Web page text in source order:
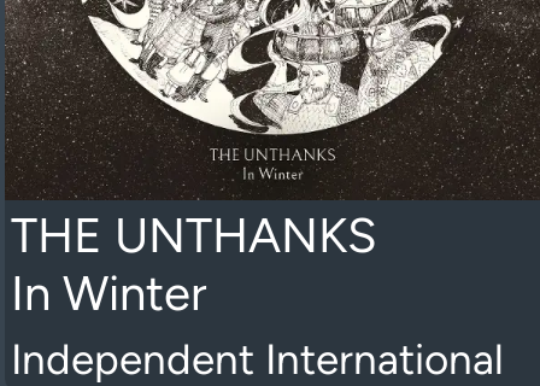
THE UNTHANKS
In Winter
Independent International